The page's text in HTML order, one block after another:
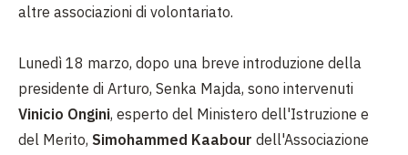
altre associazioni di volontariato.
Lunedì 18 marzo, dopo una breve introduzione della
presidente di Arturo, Senka Majda, sono intervenuti
Vinicio Ongini, esperto del Ministero dell'Istruzione e
del Merito, Simohammed Kaabour dell'Associazione